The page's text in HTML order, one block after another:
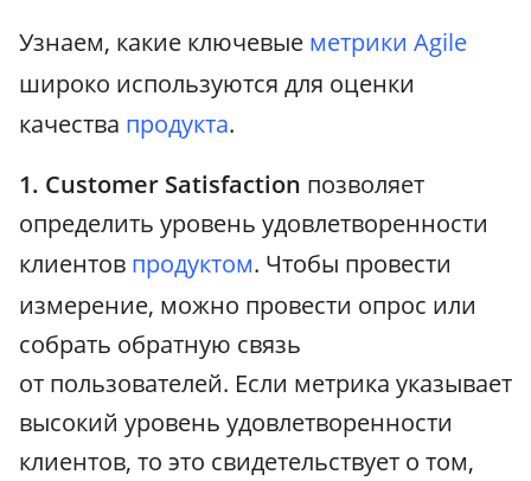
Узнаем, какие ключевые метрики Agile
широко используются для оценки
качества продукта.
1. Customer Satisfaction позволяет
определить уровень удовлетворенности
клиентов продуктом. Чтобы провести
измерение, можно провести опрос или
собрать обратную связь
от пользователей. Если метрика указывает
высокий уровень удовлетворенности
клиентов, то это свидетельствует о том,